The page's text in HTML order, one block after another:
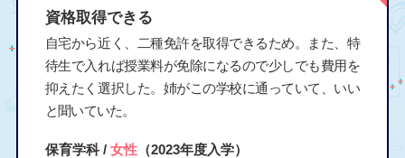
資格取得できる
自宅から近く、二種免許を取得できるため。また、特
待生で入れば授業料が免除になるので少しでも費用を
抑えたく選択した。姉がこの学校に通っていて、いい
と聞いていた。
保育学科 / 女性（2023年度入学）